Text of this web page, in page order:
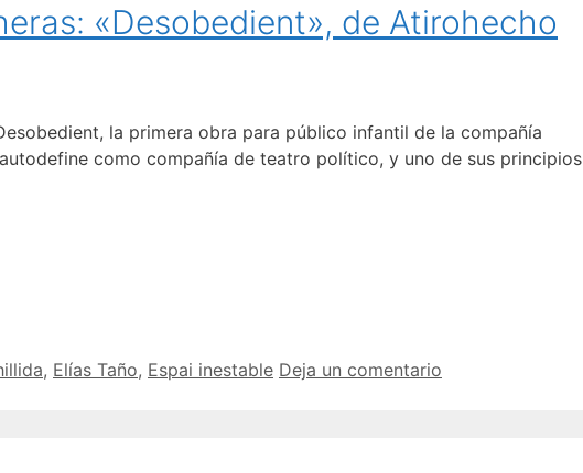
«Desobedient», de Atirohecho
la primera obra para público infantil de la compañía
como compañía de teatro político, y uno de sus principios
, Elías Taño, Espai inestable Deja un comentario